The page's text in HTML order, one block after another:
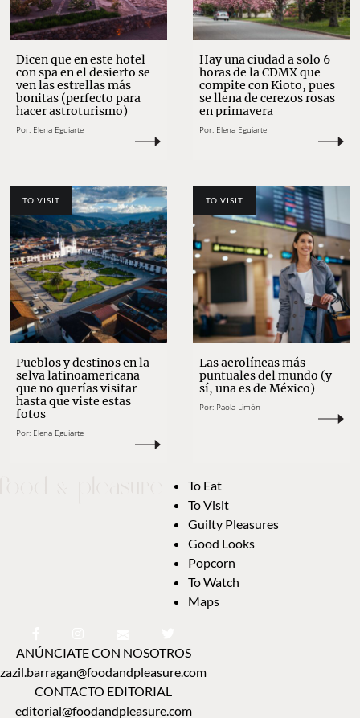
Dicen que en este hotel
con spa en el desierto se
ven las estrellas más
bonitas (perfecto para
hacer astroturismo)
Por: Elena Eguiarte
Hay una ciudad a solo 6
horas de la CDMX que
compite con Kioto, pues
se llena de cerezos rosas
en primavera
Por: Elena Eguiarte
TO VISIT
Pueblos y destinos en la
selva latinoamericana
que no querías visitar
hasta que viste estas
fotos
Por: Elena Eguiarte
TO VISIT
Las aerolíneas más
puntuales del mundo (y
sí, una es de México)
Por: Paola Limón
To Eat
To Visit
Guilty Pleasures
Good Looks
Popcorn
To Watch
Maps
ANÚNCIATE CON NOSOTROS
zazil.barragan@foodandpleasure.com
CONTACTO EDITORIAL
editorial@foodandpleasure.com